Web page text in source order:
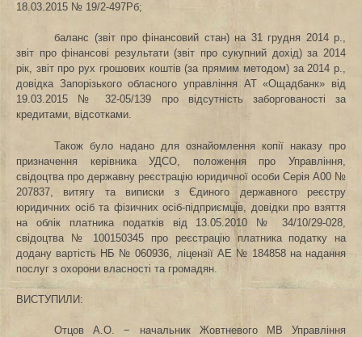
18.03.2015 № 19/2-497Рб;
баланс (звіт про фінансовий стан) на 31 грудня 2014 р.,
звіт про фінансові результати (звіт про сукупний дохід) за 2014
рік, звіт про рух грошових коштів (за прямим методом) за 2014 р.,
довідка Запорізького обласного управління АТ «Ощадбанк» від
19.03.2015 № 32-05/139 про відсутність заборгованості за
кредитами, відсотками.
Також було надано для ознайомлення копії наказу про
призначення керівника УДСО, положення про Управління,
свідоцтва про державну реєстрацію юридичної особи Серія А00 №
207837, витягу та виписки з Єдиного державного реєстру
юридичних осіб та фізичних осіб-підприємців, довідки про взяття
на облік платника податків від 13.05.2010 № 34/10/29-028,
свідоцтва № 100150345 про реєстрацію платника податку на
додану вартість НБ № 060936, ліцензії АЕ № 184858 на надання
послуг з охорони власності та громадян.
ВИСТУПИЛИ:
Отцов А.О. − начальник Жовтневого МВ Управління